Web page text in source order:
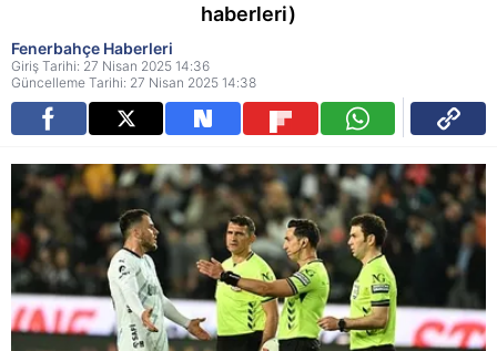
haberleri)
Fenerbahçe Haberleri
Giriş Tarihi: 27 Nisan 2025 14:36
Güncelleme Tarihi: 27 Nisan 2025 14:38